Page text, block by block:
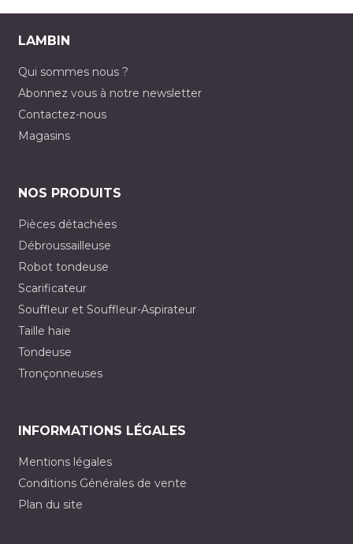
LAMBIN
Qui sommes nous ?
Abonnez vous à notre newsletter
Contactez-nous
Magasins
NOS PRODUITS
Pièces détachées
Débroussailleuse
Robot tondeuse
Scarificateur
Souffleur et Souffleur-Aspirateur
Taille haie
Tondeuse
Tronçonneuses
INFORMATIONS LÉGALES
Mentions légales
Conditions Générales de vente
Plan du site